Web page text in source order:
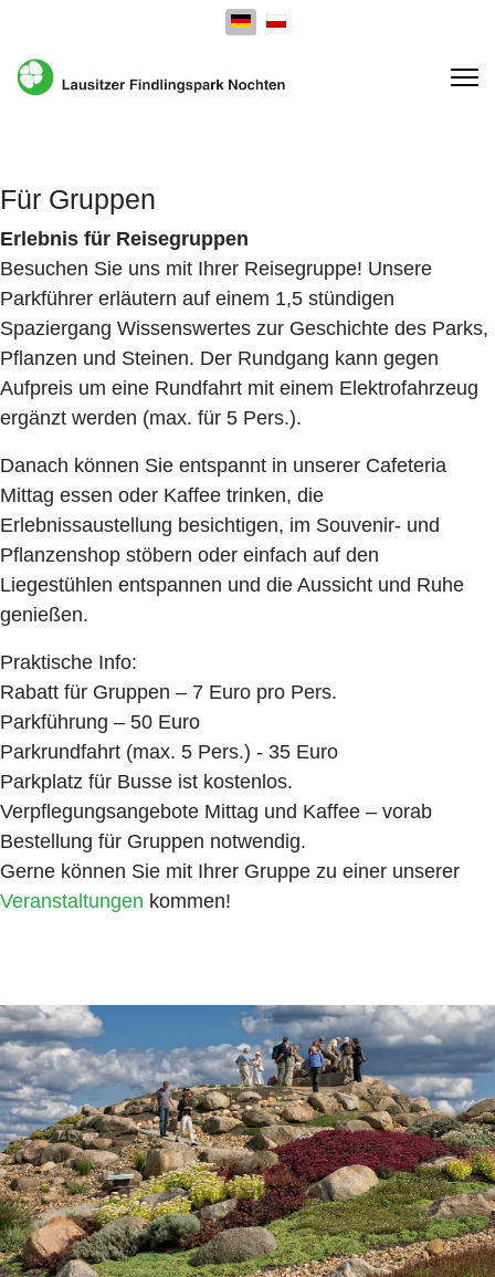
Sprache auswählen
Für Gruppen
Erlebnis für Reisegruppen
Besuchen Sie uns mit Ihrer Reisegruppe! Unsere
Parkführer erläutern auf einem 1,5 stündigen
Spaziergang Wissenswertes zur Geschichte des Parks,
Pflanzen und Steinen. Der Rundgang kann gegen
Aufpreis um eine Rundfahrt mit einem Elektrofahrzeug
ergänzt werden (max. für 5 Pers.).
Danach können Sie entspannt in unserer Cafeteria
Mittag essen oder Kaffee trinken, die
Erlebnissaustellung besichtigen, im Souvenir- und
Pflanzenshop stöbern oder einfach auf den
Liegestühlen entspannen und die Aussicht und Ruhe
genießen.
Praktische Info:
Rabatt für Gruppen – 7 Euro pro Pers.
Parkführung – 50 Euro
Parkrundfahrt (max. 5 Pers.) - 35 Euro
Parkplatz für Busse ist kostenlos.
Verpflegungsangebote Mittag und Kaffee – vorab
Bestellung für Gruppen notwendig.
Gerne können Sie mit Ihrer Gruppe zu einer unserer
Veranstaltungen kommen!